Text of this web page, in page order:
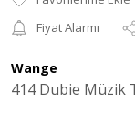
Fiyat Alarmı
Wange
414 Dubie Müzik